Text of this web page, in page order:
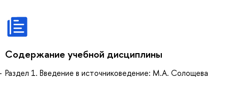
Содержание учебной дисциплины
Раздел 1. Введение в источниковедение: М.А. Солощева